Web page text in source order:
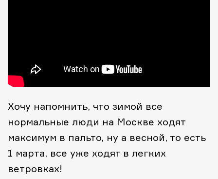
Хочу напомнить, что зимой все
нормальные люди на Москве ходят
максимум в пальто, ну а весной, то есть
1 марта, все уже ходят в легких
ветровках!